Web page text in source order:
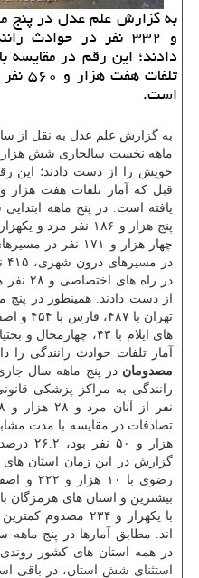
به گزارش علم عدل در
و ۳۳۲ نفر در
دادند؛ این رقم در مقایسه
است.
به گزارش علم عدل به نقل از
ماهه نخست سالجاری شش هزار و ۳۳۲ نفر
خویش را از دست دادند؛ این
یافته است. در پنج ماهه
در راه
از دست دادند. همینطور در
آمار تلفات حوادث رانندگی را
مصدومان
هزار و
با یکهزار و ۲۳۴
اند. مطابق آمارها در پنج
در همه استان های کشور
استثنای شش استان، در باقی